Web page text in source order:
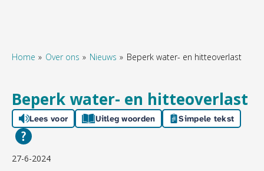
Naar hoofdinhoud
Naar hoofdnavigatiemenu
Home Over ons Nieuws Beperk water- en hitteoverlast
Beperk water- en hitteoverlast
Lees voor Uitleg woorden Simpele tekst
27-6-2024